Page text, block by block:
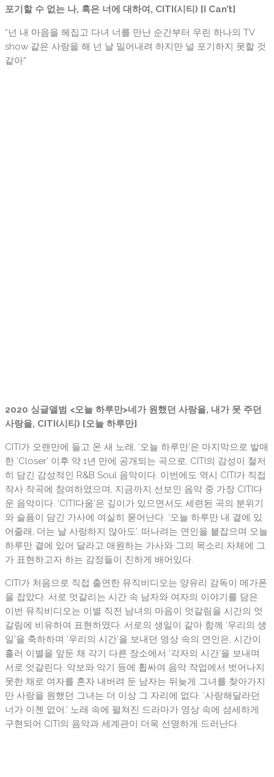
포기할 수 없는 나, 혹은 너에 대하여, CITI(시티) [I Can’t]
“넌 내 마음을 헤집고 다녀 너를 만난 순간부터 우린 하나의 TV
show 같은 사랑을 해 넌 날 밀어내려 하지만 널 포기하지 못할 것
같아”
2020 싱글앨범 <오늘 하루만>네가 원했던 사랑을, 내가 못 주던
사랑을, CITI(시티) [오늘 하루만]
CITI가 오랜만에 들고 온 새 노래, ‘오늘 하루만’은 마지막으로 발매
한 ‘Closer’ 이후 약 1년 만에 공개되는 곡으로, CITI의 감성이 철저
히 담긴 감성적인 R&B Soul 음악이다. 이번에도 역시 CITI가 직접
작사 작곡에 참여하였으며, 지금까지 선보인 음악 중 가장 CITI다
운 음악이다. ‘CITI다움’은 깊이가 있으면서도 세련된 곡의 분위기
와 슬픔이 담긴 가사에 여실히 묻어난다. ‘오늘 하루만 내 곁에 있
어줄래, 더는 날 사랑하지 않아도’. 떠나려는 연인을 붙잡으며 오늘
하루만 곁에 있어 달라고 애원하는 가사와 그의 목소리 자체에 그
가 표현하고자 하는 감정들이 진하게 배어있다.
CITI가 처음으로 직접 출연한 뮤직비디오는 양유리 감독이 메가폰
을 잡았다. 서로 엇갈리는 시간 속 남자와 여자의 이야기를 담은
이번 뮤직비디오는 이별 직전 남녀의 마음이 엇갈림을 시간의 엇
갈림에 비유하여 표현하였다. 서로의 생일이 같아 함께 ‘우리의 생
일’을 축하하며 ‘우리의 시간’을 보내던 영상 속의 연인은, 시간이
흘러 이별을 앞둔 채 각기 다른 장소에서 ‘각자의 시간’을 보내며
서로 엇갈린다. 악보와 악기 등에 휩싸여 음악 작업에서 벗어나지
못한 채로 여자를 혼자 내버려 둔 남자는 뒤늦게 그녀를 찾아가지
만 사랑을 원했던 그녀는 더 이상 그 자리에 없다. ‘사랑해달라던
너가 이젠 없어.’ 노래 속에 펼쳐진 드라마가 영상 속에 섬세하게
구현되어 CITI의 음악과 세계관이 더욱 선명하게 드러난다.